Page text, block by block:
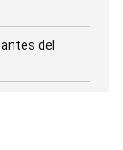
del